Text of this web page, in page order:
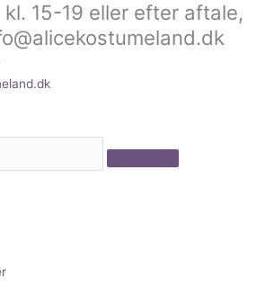
15-19 eller efter aftale,